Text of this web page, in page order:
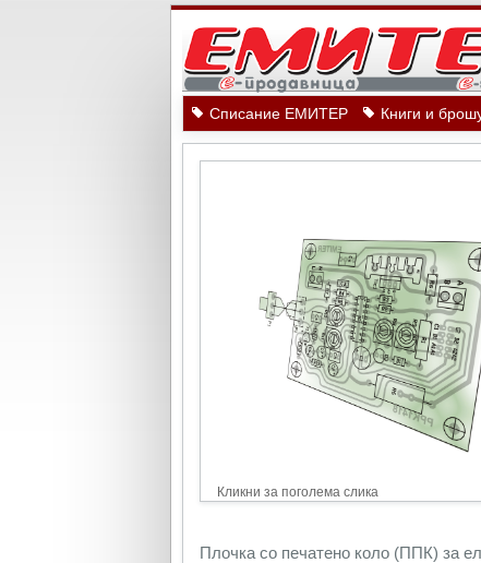
Списание ЕМИТЕР Книги и
Кликни за поголема слика
Плочка со печатено коло (ППК) за